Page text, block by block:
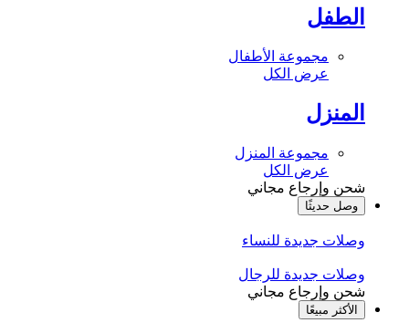
الطفل
مجموعة الأطفال
عرض الكل
المنزل
مجموعة المنزل
عرض الكل
شحن وإرجاع مجاني
وصل حديثًا
وصلات جديدة للنساء
وصلات جديدة للرجال
شحن وإرجاع مجاني
الأكثر مبيعًا